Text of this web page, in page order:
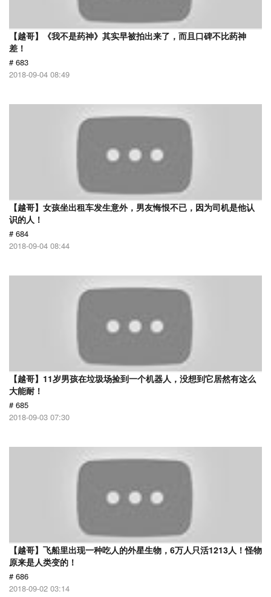
【越哥】《我不是药神》其实早被拍出来了，而且口碑不比药神
差！
# 683
2018-09-04 08:49
【越哥】女孩坐出租车发生意外，男友悔恨不已，因为司机是他认
识的人！
# 684
2018-09-04 08:44
【越哥】11岁男孩在垃圾场捡到一个机器人，没想到它居然有这么
大能耐！
# 685
2018-09-03 07:30
【越哥】飞船里出现一种吃人的外星生物，6万人只活1213人！怪物
原来是人类变的！
# 686
2018-09-02 03:14